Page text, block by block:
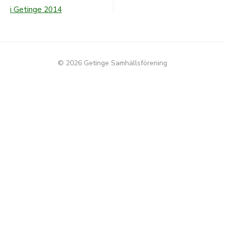
Inläggsnavigering
i Getinge 2014
© 2026 Getinge Samhällsförening